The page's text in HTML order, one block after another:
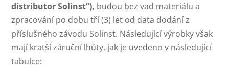
distributor Solinst“), budou bez vad materiálu a
zpracování po dobu tří (3) let od data dodání z
příslušného závodu Solinst. Následující výrobky však
mají kratší záruční lhůty, jak je uvedeno v následující
tabulce: